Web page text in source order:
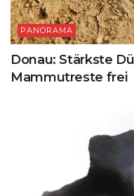
PANORAMA
Donau: Stärkste
Mammutreste frei